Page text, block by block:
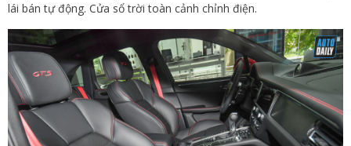
lái bán tự động. Cửa sổ trời toàn cảnh chỉnh điện.